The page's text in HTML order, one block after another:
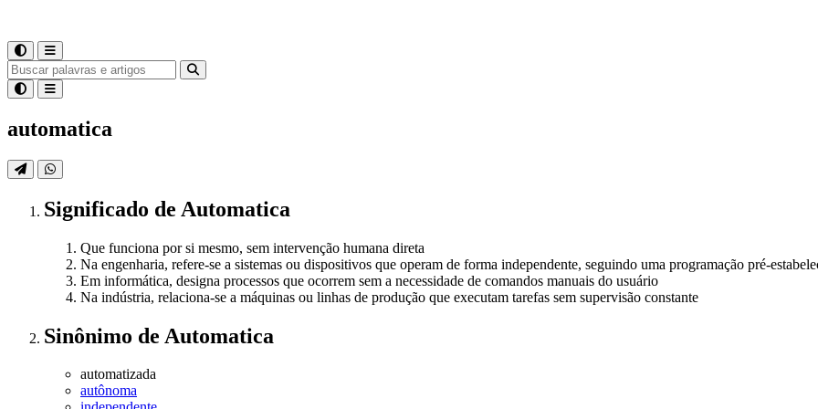
automatica
Significado de Automatica
Que funciona por si mesmo, sem intervenção humana direta
Na engenharia, refere-se a sistemas ou dispositivos que operam de forma independente, seguindo uma programação pré-
Em informática, designa processos que ocorrem sem a necessidade de comandos manuais do usuário
Na indústria, relaciona-se a máquinas ou linhas de produção que executam tarefas sem supervisão constante
Sinônimo de Automatica
automatizada
autônoma